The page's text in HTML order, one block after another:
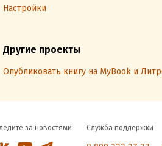
Настройки
Другие проекты
Опубликовать книгу на MyBook и
за новостями Служба поддержки